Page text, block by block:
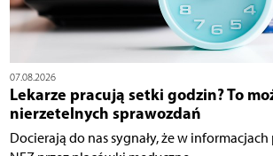
07.08.2026
Lekarze pracują setki godzin? To
nierzetelnych sprawozdań
Docierają do nas sygnały, że w